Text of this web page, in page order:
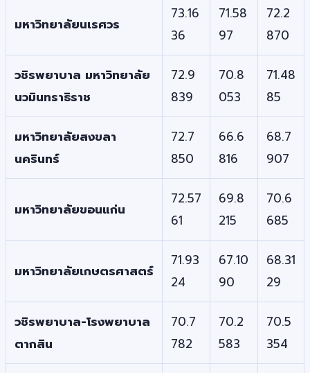
มหาวิทยาลัยนเรศวร
73.16
36
71.58
97
72.2
870
วชิรพยาบาล มหาวิทยาลัย
นวมินทราธิราช
72.9
839
70.8
053
71.48
85
มหาวิทยาลัยสงขลา
นครินทร์
72.7
850
66.6
816
68.7
907
มหาวิทยาลัยขอนแก่น
72.57
61
69.8
215
70.6
685
มหาวิทยาลัยเกษตรศาสตร์
71.93
24
67.10
90
68.31
29
วชิรพยาบาล-โรงพยาบาล
ตากสิน
70.7
782
70.2
583
70.5
354